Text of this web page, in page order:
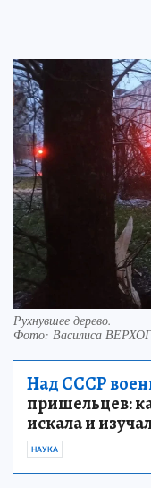
Рухнувшее дерево.
Фото: Василиса
Над СССР
пришельцев:
искала и
НАУКА